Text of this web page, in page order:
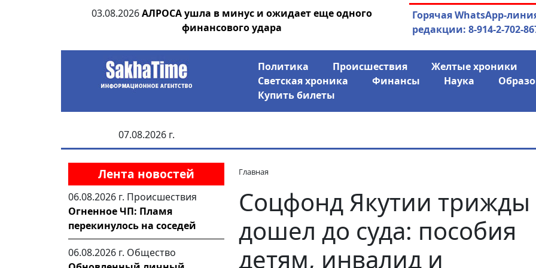
03.08.2026 АЛРОСА ушла в минус и ожидает еще одного
финансового удара
04.08.2026Маринычев у
Горячая WhatsApp-
редакции: 8-914-2-702-
Политика Происшествия Желтые хроники
Светская хроника
Финансы Наука
Купить билеты
07.08.2026 г.
Лента новостей
06.08.2026 г. Происшествия
Огненное ЧП: Пламя
перекинулось на соседей
06.08.2026 г. Общество
Главная
Соцфонд Якутии трижды
дошел до суда: пособия
детям, инвалид и